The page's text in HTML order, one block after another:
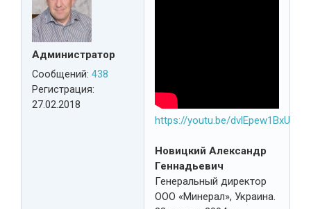
Администратор
Сообщений: 438
Регистрация:
27.02.2018
https://youtu.be/dvlEpew1BxU
Новицкий Александр
Геннадьевич
Генеральный директор
ООО «Минерал», Украина.